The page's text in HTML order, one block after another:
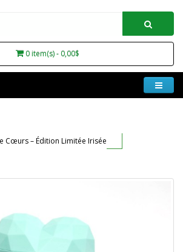
0 item(s) - 0,00$
Cœurs – Édition Limitée Irisée